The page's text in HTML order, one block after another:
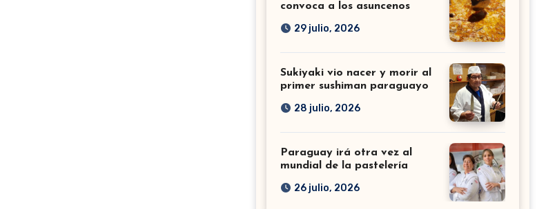
convoca a los asuncenos
29 julio, 2026
Sukiyaki vio nacer y morir al
primer sushiman paraguayo
28 julio, 2026
Paraguay irá otra vez al
mundial de la pastelería
26 julio, 2026